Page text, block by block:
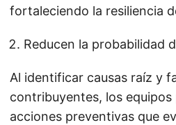
fortaleciendo la resiliencia
Reducen la probabilidad
Al identificar causas raíz y
contribuyentes, los
acciones preventivas que